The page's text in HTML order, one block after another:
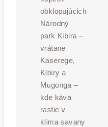
obklopujúcich
Národný
park Kibira –
vrátane
Kaserege,
Kibiry a
Mugonga –
kde káva
rastie v
klima savany